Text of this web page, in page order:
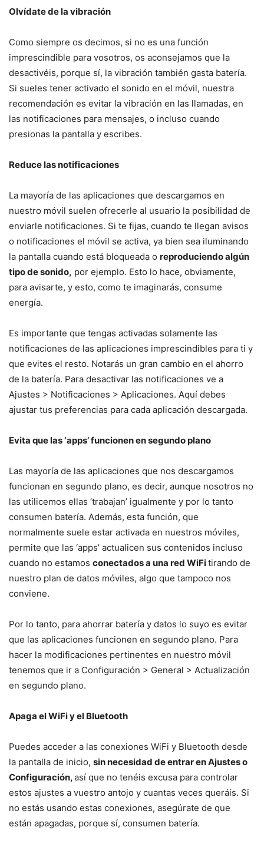
Olvídate de la vibración
Como siempre os decimos, si no es una función
imprescindible para vosotros, os aconsejamos que la
desactivéis, porque sí, la vibración también gasta batería.
Si sueles tener activado el sonido en el móvil, nuestra
recomendación es evitar la vibración en las llamadas, en
las notificaciones para mensajes, o incluso cuando
presionas la pantalla y escribes.
Reduce las notificaciones
La mayoría de las aplicaciones que descargamos en
nuestro móvil suelen ofrecerle al usuario la posibilidad de
enviarle notificaciones. Si te fijas, cuando te llegan avisos
o notificaciones el móvil se activa, ya bien sea iluminando
la pantalla cuando está bloqueada o reproduciendo algún
tipo de sonido, por ejemplo. Esto lo hace, obviamente,
para avisarte, y esto, como te imaginarás, consume
energía.
Es importante que tengas activadas solamente las
notificaciones de las aplicaciones imprescindibles para ti y
que evites el resto. Notarás un gran cambio en el ahorro
de la batería. Para desactivar las notificaciones ve a
Ajustes > Notificaciones > Aplicaciones. Aquí debes
ajustar tus preferencias para cada aplicación descargada.
Evita que las ‘apps’ funcionen en segundo plano
Las mayoría de las aplicaciones que nos descargamos
funcionan en segundo plano, es decir, aunque nosotros no
las utilicemos ellas ‘trabajan’ igualmente y por lo tanto
consumen batería. Además, esta función, que
normalmente suele estar activada en nuestros móviles,
permite que las ‘apps’ actualicen sus contenidos incluso
cuando no estamos conectados a una red WiFitirando de
nuestro plan de datos móviles, algo que tampoco nos
conviene.
Por lo tanto, para ahorrar batería y datos lo suyo es evitar
que las aplicaciones funcionen en segundo plano. Para
hacer la modificaciones pertinentes en nuestro móvil
tenemos que ir a Configuración > General > Actualización
en segundo plano.
Apaga el WiFi y el Bluetooth
Puedes acceder a las conexiones WiFi y Bluetooth desde
la pantalla de inicio, sin necesidad de entrar en Ajustes o
Configuración,así que no tenéis excusa para controlar
estos ajustes a vuestro antojo y cuantas veces queráis. Si
no estás usando estas conexiones, asegúrate de que
están apagadas, porque sí, consumen batería.